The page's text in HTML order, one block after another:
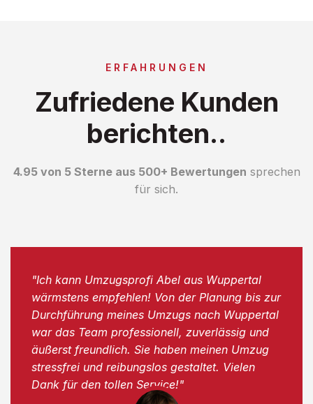
ERFAHRUNGEN
Zufriedene Kunden
berichten..
4.95 von 5 Sterne aus 500+ Bewertungen sprechen
für sich.
"Ich kann Umzugsprofi Abel aus Wuppertal
wärmstens empfehlen! Von der Planung bis zur
Durchführung meines Umzugs nach Wuppertal
war das Team professionell, zuverlässig und
äußerst freundlich. Sie haben meinen Umzug
stressfrei und reibungslos gestaltet. Vielen
Dank für den tollen Service!"